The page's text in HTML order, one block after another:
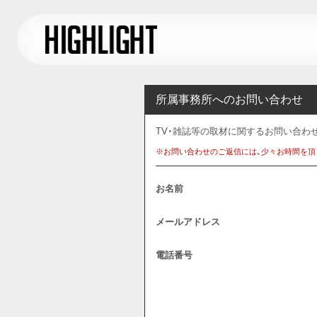
所属事務所へのお問い合わせ
TV・雑誌等の取材に関するお問い合
※お問い合わせのご返信には、少々お時間を頂
お名前
メールアドレス
電話番号